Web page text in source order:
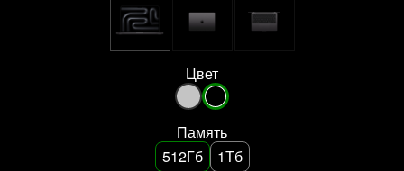
Цвет
Память
512Гб
1Тб